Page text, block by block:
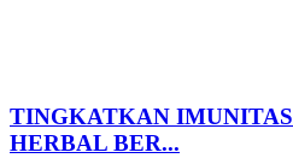
TINGKATKAN
HERBAL BER...